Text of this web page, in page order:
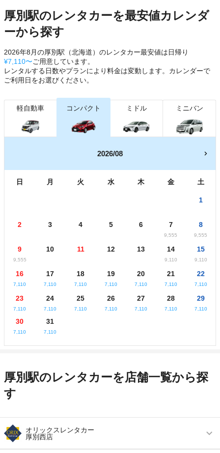
厚別駅のレンタカーを最安値カレンダ
ーから探す
2026年8月の厚別駅（北海道）のレンタカー最安値は日帰り
¥7,110〜ご用意しています。
レンタルする日数やプランにより料金は変動します。カレンダーで
ご利用日をお選びください。
軽自動車 コンパクト ミドル ミニバン
2026/08
日 月 火 水 木 金 土
1
2 3 4 5 6 7
9,555
8
9,555
9
9,555
10 11 12 13 14
9,110
15
9,110
16
7,110
17
7,110
18
7,110
19
7,110
20
7,110
21
7,110
22
7,110
23
7,110
24
7,110
25
7,110
26
7,110
27
7,110
28
7,110
29
7,110
30
7,110
31
7,110
厚別駅のレンタカーを店舗一覧から探
す
オリックスレンタカー
厚別西店